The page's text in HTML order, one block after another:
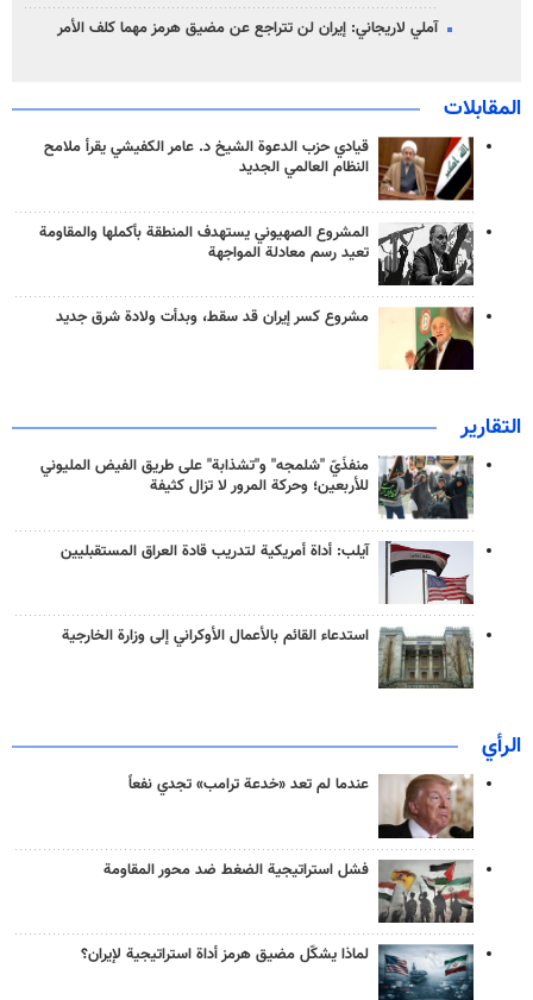
آملي لاريجاني: إيران لن تتراجع عن مضيق هرمز مهما كلف الأمر
المقابلات
قيادي حزب الدعوة الشيخ د. عامر الكفيشي يقرأ ملامح
النظام العالمي الجديد
المشروع الصهيوني يستهدف المنطقة بأكملها والمقاومة
تعيد رسم معادلة المواجهة
مشروع كسر إيران قد سقط، وبدأت ولادة شرق جديد
التقارير
منفذَيّ "شلمجه" و"تشذابة" على طريق الفيض المليوني
للأربعين؛ وحركة المرور لا تزال كثيفة
آيلب: أداة أمريكية لتدريب قادة العراق المستقبليين
استدعاء القائم بالأعمال الأوكراني إلى وزارة الخارجية
الرأي
عندما لم تعد «خدعة ترامب» تجدي نفعاً
فشل استراتيجية الضغط ضد محور المقاومة
لماذا يشكّل مضيق هرمز أداة استراتيجية لإيران؟